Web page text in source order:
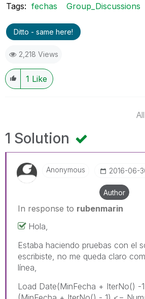
Tags: fechas Group_Discussions
Ditto - same here!
2,218 Views
1 Like
1 Solution
Anonymous ‎2016-06-
Author
In response to rubenmarin
Hola,
Estaba haciendo pruebas con el
escribiste, no me queda claro
línea,
Load Date(MinFecha + IterNo() -